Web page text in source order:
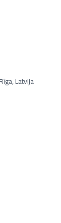
Latvija